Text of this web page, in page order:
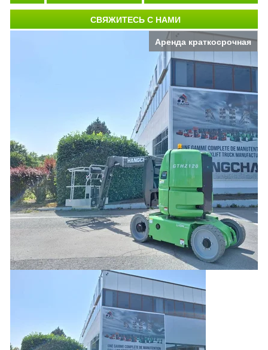
Аренда краткосрочная
СВЯЖИТЕСЬ С НАМИ